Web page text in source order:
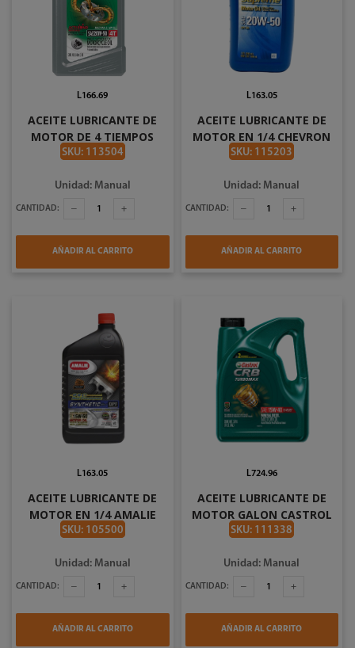
ACEITE LUBRICANTE DE
MOTOR DE 4 TIEMPOS
ACTIVO 1/4 CASTROL
SKU: 113504
L166.69
Unidad: Manual
CANTIDAD:
AÑADIR AL CARRITO
ACEITE LUBRICANTE DE
MOTOR EN 1/4 CHEVRON
20W50 191032
SKU: 115203
L163.05
Unidad: Manual
CANTIDAD:
AÑADIR AL CARRITO
ACEITE LUBRICANTE DE
MOTOR EN 1/4 AMALIE
20W50 191044
SKU: 105500
L163.05
Unidad: Manual
CANTIDAD:
AÑADIR AL CARRITO
ACEITE LUBRICANTE DE
MOTOR GALON CASTROL
SAE15W40 191208
SKU: 111338
L724.96
Unidad: Manual
CANTIDAD:
AÑADIR AL CARRITO